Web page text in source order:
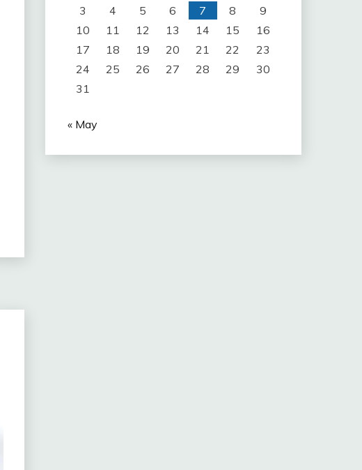
3
4 5 6 7 8
9
10
11 12 13 14 15
16
17
18 19 20 21 22
23
24
25 26 27 28 29
30
31
« May